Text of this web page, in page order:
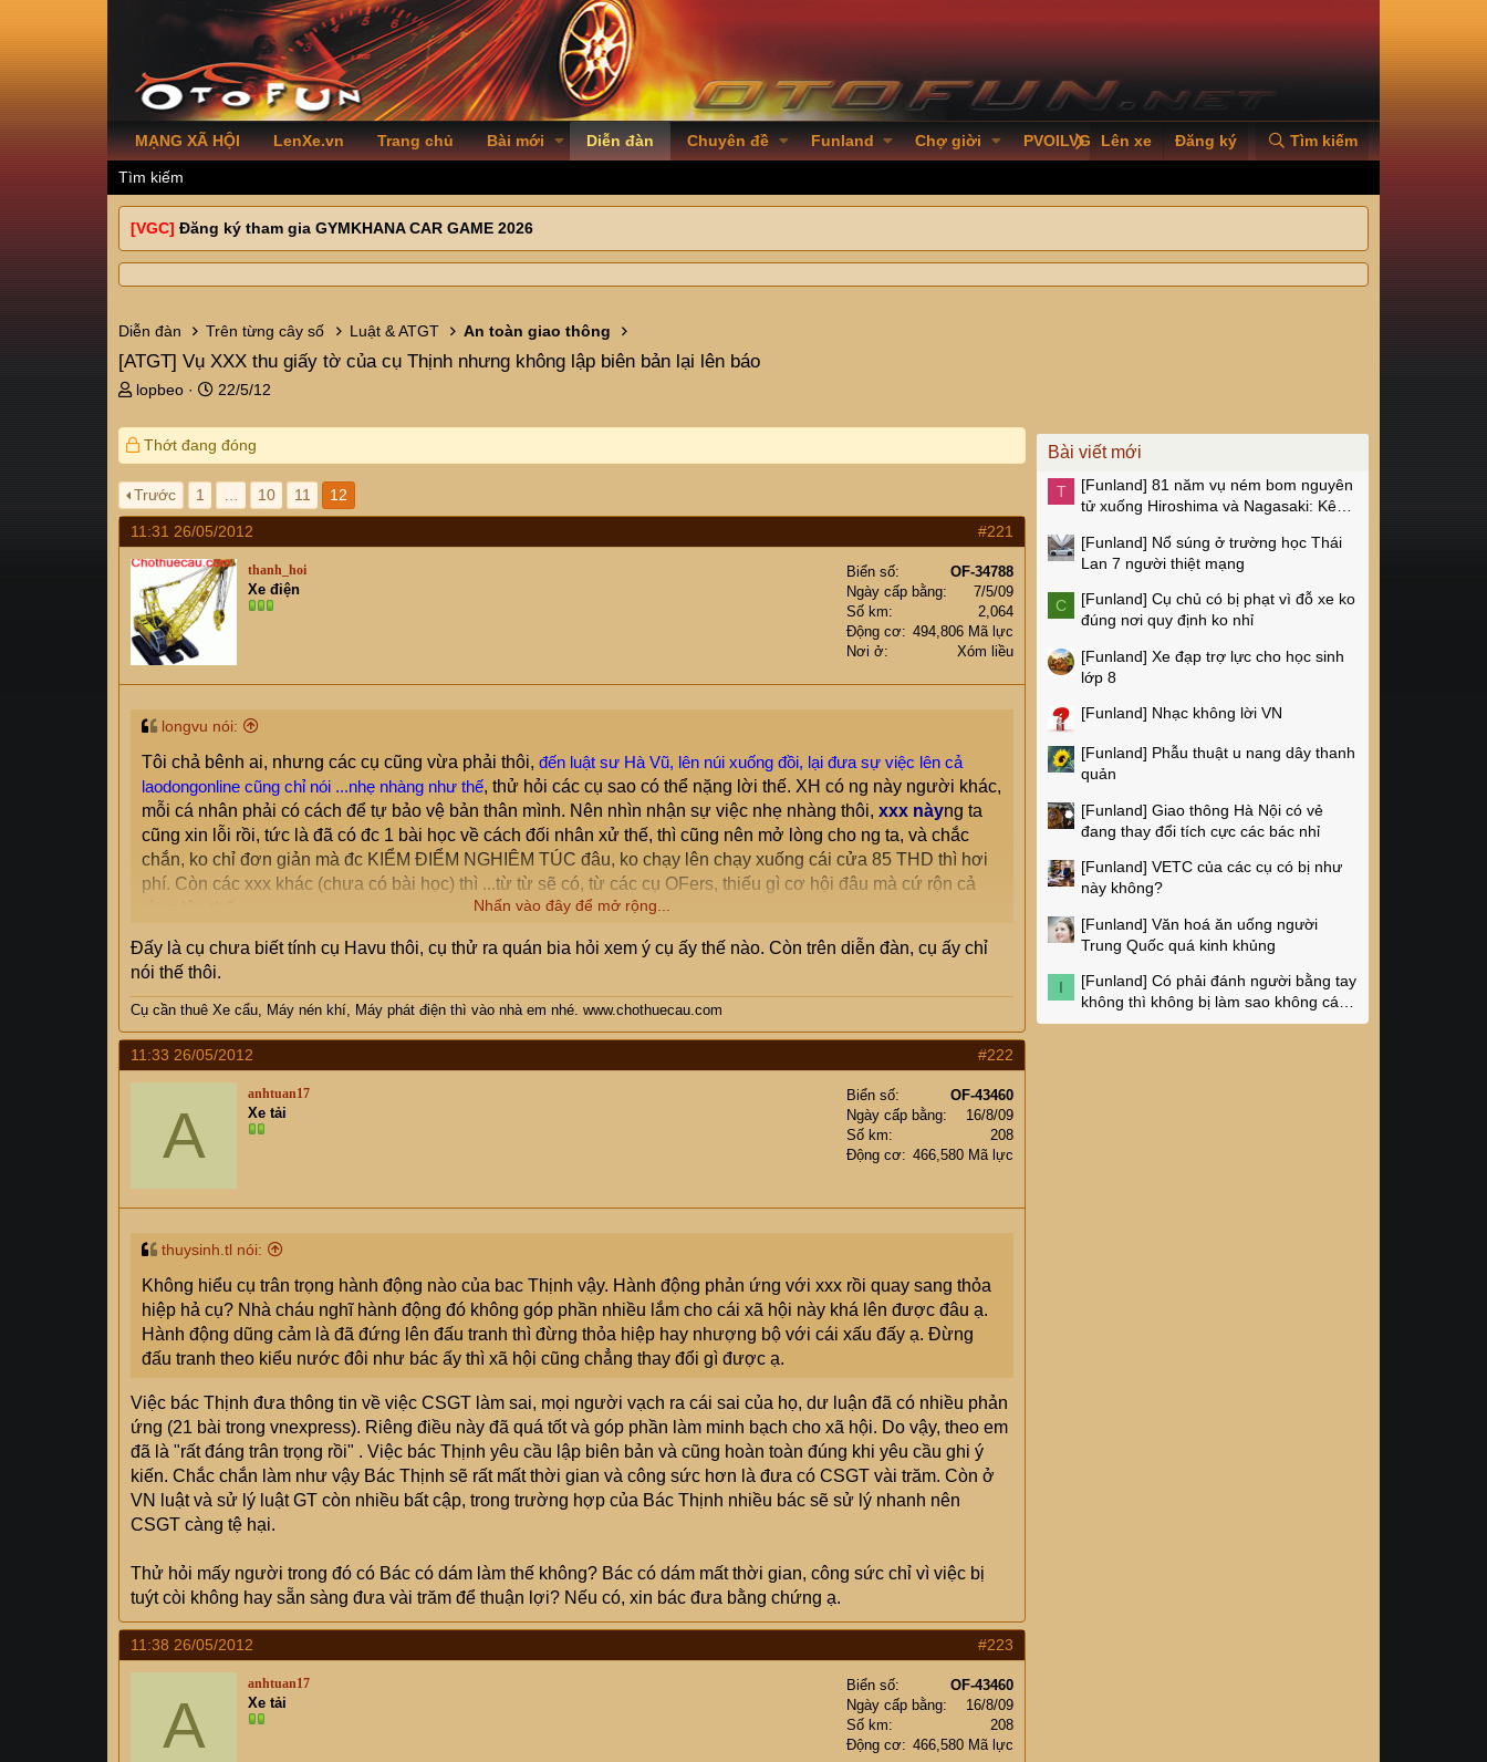
MẠNG XÃ HỘI LenXe.vn Trang chủ Bài mới Diễn đàn Chuyên đề Funland Chợ giời PVOILVGC2026
Lên xe Đăng ký Tìm kiếm
Tìm kiếm
[VGC] Đăng ký tham gia GYMKHANA CAR GAME 2026
Diễn đàn Trên từng cây số Luật & ATGT An toàn giao thông
[ATGT] Vụ XXX thu giấy tờ của cụ Thịnh nhưng không lập biên bản lại lên báo
T
r
e
d
s
t
a
e
r
lopbeo
N
à
y
i
22/5/12
Thớt đang đóng
Trước 1 10 11 12
11:31 26/05/2012 #221
thanh_hoi
Xe điện
Biển số
OF-34788
Ngày cấp bằng
7/5/09
Số km
2,064
Động cơ
494,806 Mã lực
Nơi ở
Xóm liều
longvu nói:
Tôi chả bênh ai, nhưng các cụ cũng vừa phải thôi, đến luật sư Hà Vũ, lên núi xuống đồi, lại đưa sự việc lên cả
laodongonline cũng chỉ nói ...nhẹ nhàng như thế, thử hỏi các cụ sao có thể nặng lời thế. XH có ng này người khác,
mỗi cá nhân phải có cách để tự bảo vệ bản thân mình. Nên nhìn nhận sự việc nhẹ nhàng thôi, xxx nàyng ta
cũng xin lỗi rồi, tức là đã có đc 1 bài học về cách đối nhân xử thế, thì cũng nên mở lòng cho ng ta, và chắc
chắn, ko chỉ đơn giản mà đc KIỂM ĐIỂM NGHIÊM TÚC đâu, ko chạy lên chạy xuống cái cửa 85 THD thì hơi
phí. Còn các xxx khác (chưa có bài học) thì ...từ từ sẽ có, từ các cụ OFers, thiếu gì cơ hội đâu mà cứ rộn cả
con người (cụ Đức Thịnh), tôi thấy chả hay ho tí nào, dành thời gian để đọcCẩm nang tác chiến của cụ
NghiemHung
các bài học tiếp theo đi, các cụ nhỉ
Nhấn vào đây để mở rộng...
Đấy là cụ chưa biết tính cụ Havu thôi, cụ thử ra quán bia hỏi xem ý cụ ấy thế nào. Còn trên diễn đàn, cụ ấy chỉ
nói thế thôi.
Cụ cần thuê Xe cẩu, Máy nén khí, Máy phát điện thì vào nhà em nhé. www.chothuecau.com
11:33 26/05/2012 #222
A
anhtuan17
Xe tải
Biển số
OF-43460
Ngày cấp bằng
16/8/09
Số km
208
Động cơ
466,580 Mã lực
thuysinh.tl nói:
Không hiểu cụ trân trọng hành động nào của bac Thịnh vậy. Hành động phản ứng với xxx rồi quay sang thỏa
hiệp hả cụ? Nhà cháu nghĩ hành động đó không góp phần nhiều lắm cho cái xã hội này khá lên được đâu ạ.
Hành động dũng cảm là đã đứng lên đấu tranh thì đừng thỏa hiệp hay nhượng bộ với cái xấu đấy ạ. Đừng
đấu tranh theo kiểu nước đôi như bác ấy thì xã hội cũng chẳng thay đổi gì được ạ.
Việc bác Thịnh đưa thông tin về việc CSGT làm sai, mọi người vạch ra cái sai của họ, dư luận đã có nhiều phản
ứng (21 bài trong vnexpress). Riêng điều này đã quá tốt và góp phần làm minh bạch cho xã hội. Do vậy, theo em
đã là "rất đáng trân trọng rồi" . Việc bác Thịnh yêu cầu lập biên bản và cũng hoàn toàn đúng khi yêu cầu ghi ý
kiến. Chắc chắn làm như vậy Bác Thịnh sẽ rất mất thời gian và công sức hơn là đưa có CSGT vài trăm. Còn ở
VN luật và sử lý luật GT còn nhiều bất cập, trong trường hợp của Bác Thịnh nhiều bác sẽ sử lý nhanh nên
CSGT càng tệ hại.
Thử hỏi mấy người trong đó có Bác có dám làm thế không? Bác có dám mất thời gian, công sức chỉ vì việc bị
tuýt còi không hay sẵn sàng đưa vài trăm để thuận lợi? Nếu có, xin bác đưa bằng chứng ạ.
11:38 26/05/2012 #223
A
anhtuan17
Xe tải
Biển số
OF-43460
Ngày cấp bằng
16/8/09
Số km
208
Động cơ
466,580 Mã lực
Bài viết mới
T [Funland] 81 năm vụ ném bom nguyên
tử xuống Hiroshima và Nagasaki: Kêu
[Funland] Nổ súng ở trường học Thái
Lan 7 người thiệt mạng
C [Funland] Cụ chủ có bị phạt vì đỗ xe ko
đúng nơi quy định ko nhỉ
[Funland] Xe đạp trợ lực cho học sinh
lớp 8
[Funland] Nhạc không lời VN
[Funland] Phẫu thuật u nang dây thanh
quản
[Funland] Giao thông Hà Nội có vẻ
đang thay đổi tích cực các bác nhỉ
[Funland] VETC của các cụ có bị như
này không?
[Funland] Văn hoá ăn uống người
Trung Quốc quá kinh khủng
I [Funland] Có phải đánh người bằng tay
không thì không bị làm sao không các
cụ?